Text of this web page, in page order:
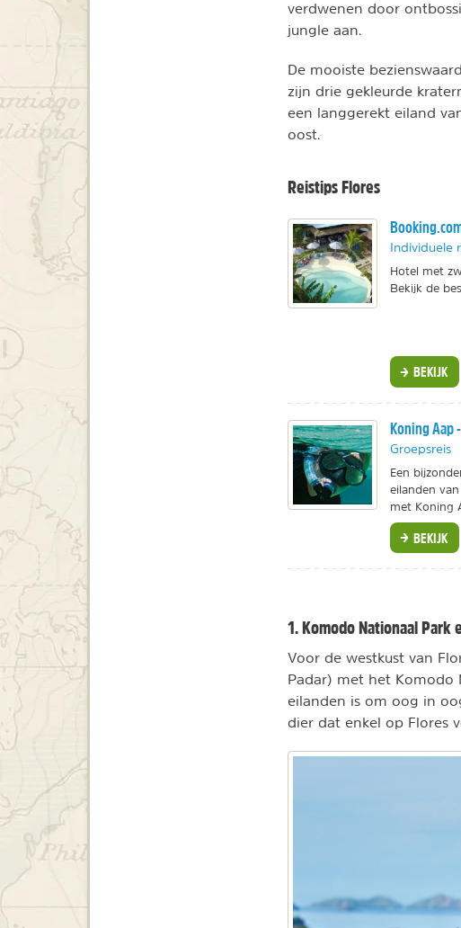
verdwenen door
jungle aan.
De mooiste
zijn drie gekleurde
een langgerekt eiland
oost.
Reistips Flores
Individuele
Hotel met
Bekijk de
BEKIJK
Koning Aap
Groepsreis
Een
eilanden
met Koning
BEKIJK
1. Komodo Nationaal Park
Voor de westkust van
Padar) met het Komodo
eilanden is om oog in
dier dat enkel op Flores